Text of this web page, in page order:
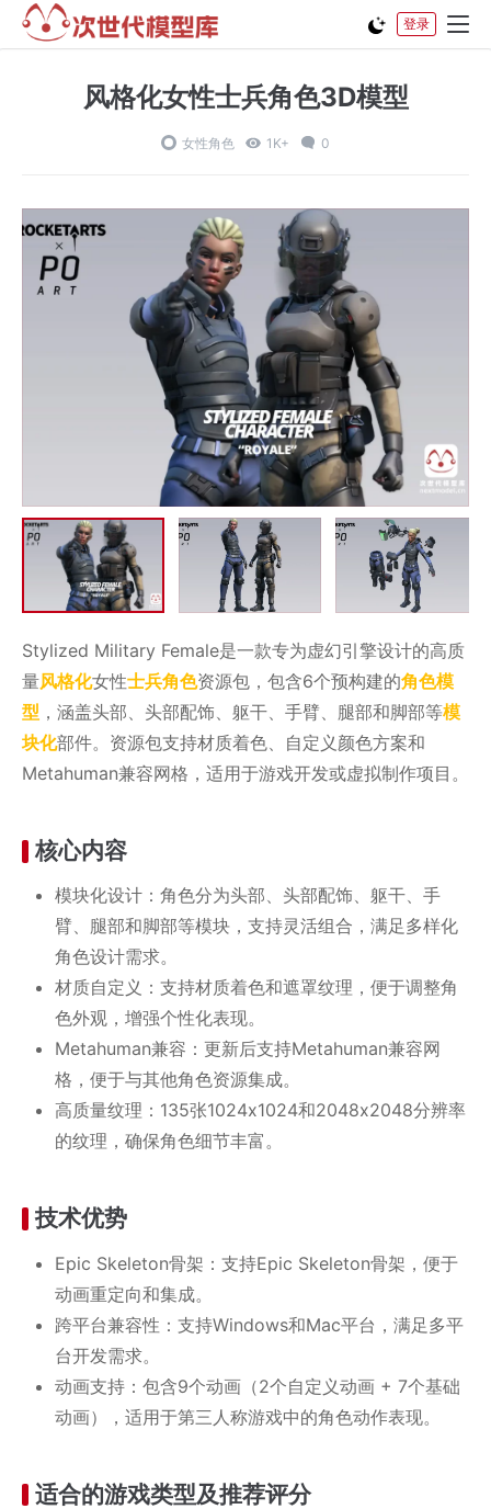
登录
风格化女性士兵角色3D模型
女性角色 1K+ 0
Stylized Military Female是一款专为虚幻引擎设计的高质
量风格化女性士兵角色资源包，包含6个预构建的角色模
型 ，涵盖头部、头部配饰、躯干、手臂、腿部和脚部等模
块化部件。资源包支持材质着色、自定义颜色方案和
Metahuman兼容网格，适用于游戏开发或虚拟制作项目。
核心内容
模块化设计：角色分为头部、头部配饰、躯干、手
臂、腿部和脚部等模块，支持灵活组合，满足多样化
角色设计需求。
材质自定义：支持材质着色和遮罩纹理，便于调整角
色外观，增强个性化表现。
Metahuman兼容：更新后支持Metahuman兼容网
格，便于与其他角色资源集成。
高质量纹理：135张1024x1024和2048x2048分辨率
的纹理，确保角色细节丰富。
技术优势
Epic Skeleton骨架：支持Epic Skeleton骨架，便于
动画重定向和集成。
跨平台兼容性：支持Windows和Mac平台，满足多平
台开发需求。
动画支持：包含9个动画（2个自定义动画 + 7个基础
动画），适用于第三人称游戏中的角色动作表现。
适合的游戏类型及推荐评分